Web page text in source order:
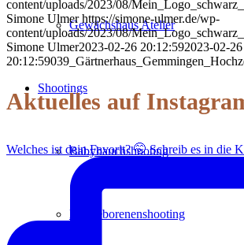
Gewächshaus Atelier
Shootings
Babybauchshooting
Neugeborenenshooting
content/uploads/2023/08/
Simone Ulmer https://simone-ulmer.de/wp-
content/uploads/2023/08/
Simone Ulmer2023-02-26 20:12:592023-02-26
20:12:59
Aktuelles auf
Welches ist dein Favorit? 🤭 Schreib es in die